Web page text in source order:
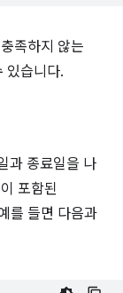
족하지 않는
있습니다.
과 종료일을 나
포함된
를 들면 다음과